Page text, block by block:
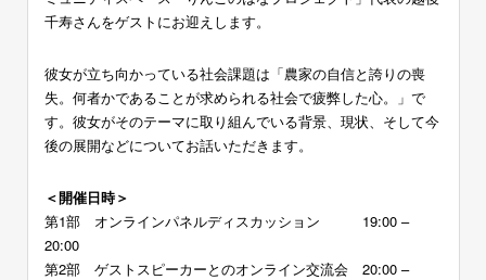
千寿さんをゲストにお迎えします。
彼女が立ち向かっている社会課題は「農家の自信と誇りの喪
失。何者かであることが求められる社会で疲弊した心。」で
す。彼女がそのテーマに取り組んでいる背景、現状、そして今
後の展開などについてお話いただきます。
＜開催日時＞
第1部 オンラインパネルディスカッション 19:00 –
20:00
第2部 ゲストスピーカーとのオンライン交流会 20:00 –